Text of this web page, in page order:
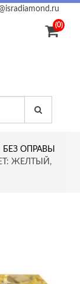
(0)
ОПРАВЫ
ЖЕЛТЫЙ,